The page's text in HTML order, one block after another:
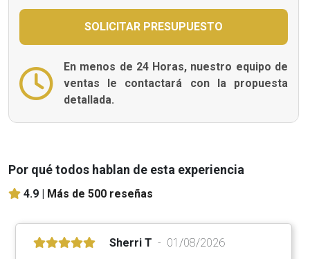
En menos de 24 Horas, nuestro equipo de
ventas le contactará con la propuesta
detallada.
Por qué todos hablan de esta experiencia
4.9 | Más de 500 reseñas
Sherri T 01/08/2026